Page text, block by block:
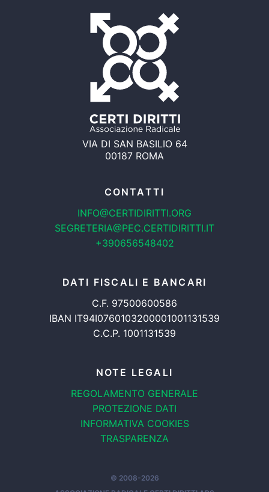
VIA DI SAN BASILIO 64
00187 ROMA
CONTATTI
INFO@CERTIDIRITTI.ORG
SEGRETERIA@PEC.CERTIDIRITTI.IT
+390656548402
DATI FISCALI E BANCARI
C.F. 97500600586
IBAN IT94I0760103200001001131539
C.C.P. 1001131539
NOTE LEGALI
REGOLAMENTO GENERALE
PROTEZIONE DATI
INFORMATIVA COOKIES
TRASPARENZA
© 2008-2026